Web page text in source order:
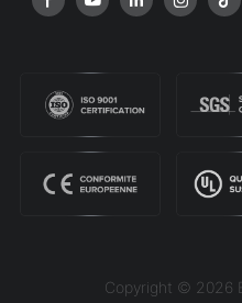
Copyright © 2026